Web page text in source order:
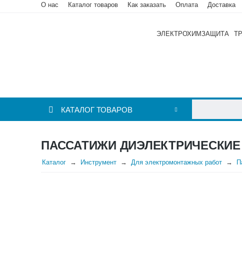
О нас Каталог товаров Как заказать Оплата Доставка
ЭЛЕКТРОХИМЗАЩИТА
КАТАЛОГ ТОВАРОВ
ПАССАТИЖИ ДИЭЛЕКТРИЧЕСКИЕ
Каталог Инструмент Для электромонтажных работ